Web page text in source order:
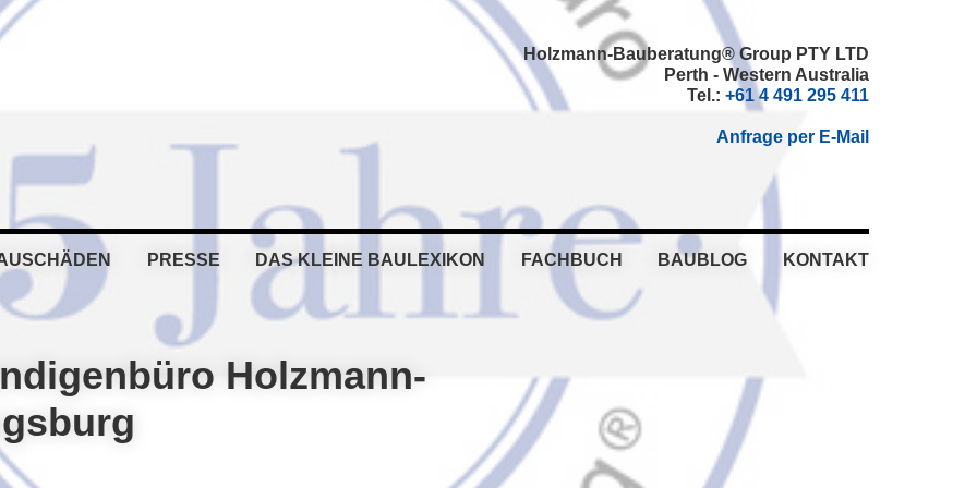
Holzmann-Bauberatung® Group PTY LTD
Perth - Western Australia
Tel.: +61 4 491 295 411
Anfrage per E-Mail
PRESSE DAS KLEINE BAULEXIKON FACHBUCH BAUBLOG KONTAKT
Holzmann-